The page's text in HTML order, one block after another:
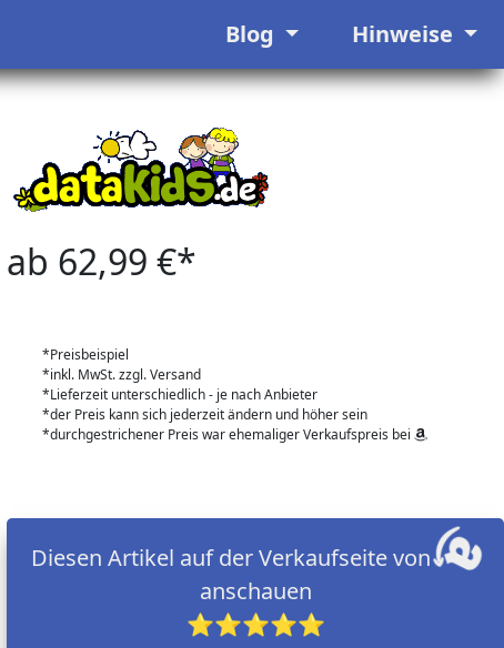
Blog Hinweise
ab 62,99 €*
*Preisbeispiel
*inkl. MwSt. zzgl. Versand
*Lieferzeit unterschiedlich - je nach Anbieter
*der Preis kann sich jederzeit ändern und höher sein
*durchgestrichener Preis war ehemaliger Verkaufspreis bei
Diesen Artikel auf der Verkaufseite von
anschauen
⭐⭐⭐⭐⭐